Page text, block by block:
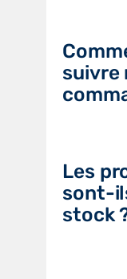
suivre
Les
sont-
stock